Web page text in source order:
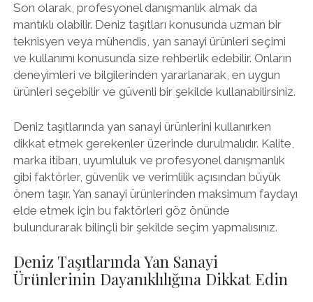
Son olarak, profesyonel danışmanlık almak da
mantıklı olabilir. Deniz taşıtları konusunda uzman bir
teknisyen veya mühendis, yan sanayi ürünleri seçimi
ve kullanımı konusunda size rehberlik edebilir. Onların
deneyimleri ve bilgilerinden yararlanarak, en uygun
ürünleri seçebilir ve güvenli bir şekilde kullanabilirsiniz.
Deniz taşıtlarında yan sanayi ürünlerini kullanırken
dikkat etmek gerekenler üzerinde durulmalıdır. Kalite,
marka itibarı, uyumluluk ve profesyonel danışmanlık
gibi faktörler, güvenlik ve verimlilik açısından büyük
önem taşır. Yan sanayi ürünlerinden maksimum faydayı
elde etmek için bu faktörleri göz önünde
bulundurarak bilinçli bir şekilde seçim yapmalısınız.
Deniz Taşıtlarında Yan Sanayi
Ürünlerinin Dayanıklılığına Dikkat Edin